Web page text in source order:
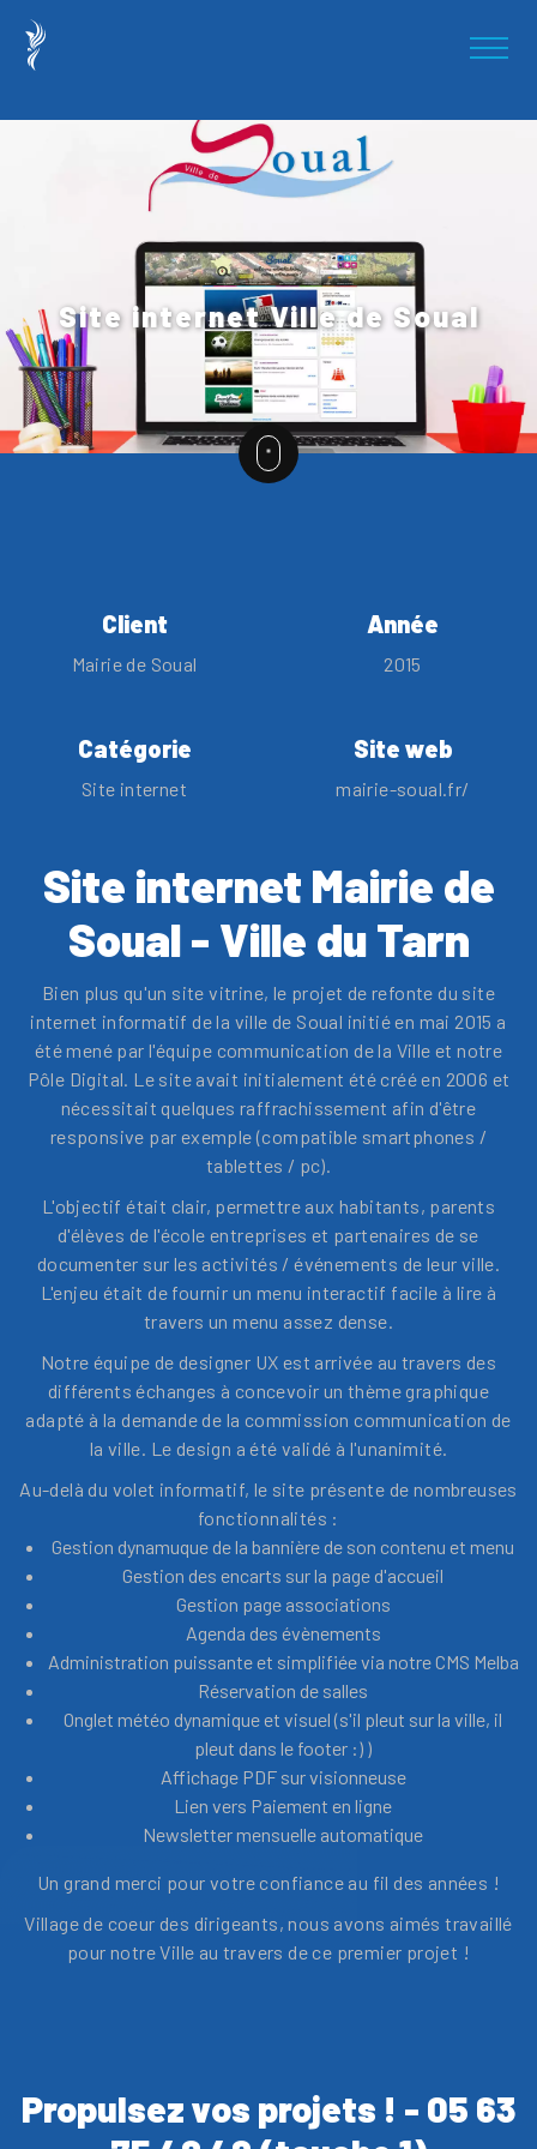
Site internet Ville de Soual
Client
Mairie de Soual
Année
2015
Catégorie
Site internet
Site web
mairie-soual.fr/
Site internet Mairie de
Soual - Ville du Tarn
Bien plus qu'un site vitrine, le projet de refonte du site
internet informatif de la ville de Soual initié en mai 2015 a
été mené par l'équipe communication de la Ville et notre
Pôle Digital. Le site avait initialement été créé en 2006 et
nécessitait quelques raffrachissement afin d'être
responsive par exemple (compatible smartphones /
tablettes / pc).
L'objectif était clair, permettre aux habitants, parents
d'élèves de l'école entreprises et partenaires de se
documenter sur les activités / événements de leur ville.
L'enjeu était de fournir un menu interactif facile à lire à
travers un menu assez dense.
Notre équipe de designer UX est arrivée au travers des
différents échanges à concevoir un thème graphique
adapté à la demande de la commission communication de
la ville. Le design a été validé à l'unanimité.
Au-delà du volet informatif, le site présente de nombreuses
fonctionnalités :
Gestion dynamuque de la bannière de son contenu et menu
Gestion des encarts sur la page d'accueil
Gestion page associations
Agenda des évènements
Administration puissante et simplifiée via notre CMS Melba
Réservation de salles
Onglet météo dynamique et visuel (s'il pleut sur la ville, il
pleut dans le footer :) )
Affichage PDF sur visionneuse
Lien vers Paiement en ligne
Newsletter mensuelle automatique
Un grand merci pour votre confiance au fil des années !
Village de coeur des dirigeants, nous avons aimés travaillé
pour notre Ville au travers de ce premier projet !
Propulsez vos projets ! - 05 63